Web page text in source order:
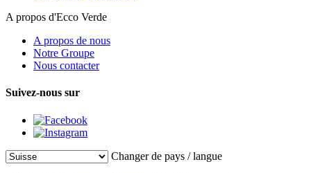
A propos d'Ecco Verde
A propos de nous
Notre Groupe
Nous contacter
Suivez-nous sur
Changer de pays / langue